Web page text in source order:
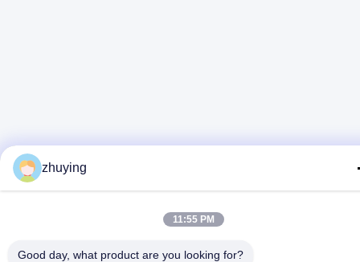
zhuying
11:55 PM
Good day, what product are you looking for?